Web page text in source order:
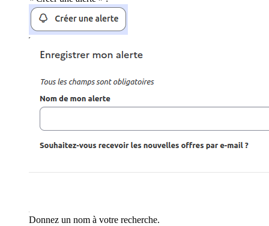
Donnez un nom à votre recherche.